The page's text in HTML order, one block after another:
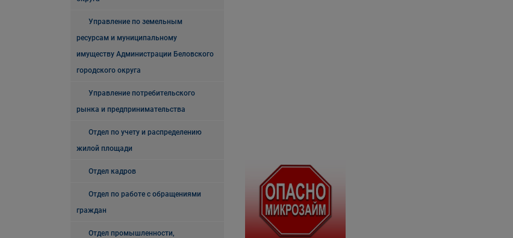
Управление по земельным
ресурсам и муниципальному
имуществу Администрации Беловского
городского округа
Управление потребительского
рынка и предпринимательства
Отдел по учету и распределению
жилой площади
Отдел кадров
Отдел по работе с обращениями
граждан
Отдел промышленности,